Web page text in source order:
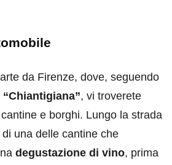
da Firenze, dove, seguendo
“Chiantigiana”, vi troverete
e borghi. Lungo la strada
di una delle cantine che
degustazione di vino, prima